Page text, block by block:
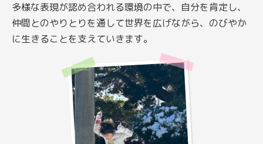
多様な表現が認め合われる環境の中で、自分を肯定し、
仲間とのやりとりを通して世界を広げながら、のびやか
に生きることを支えていきます。